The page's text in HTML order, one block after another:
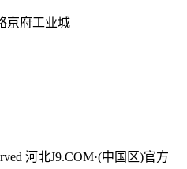
京府工业城
河北J9.COM·(中国区)官方